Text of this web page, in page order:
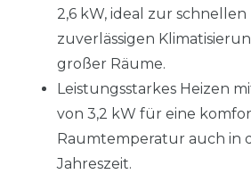
2,6 kW, ideal zur schnellen
zuverlässigen
großer Räume.
Leistungsstarkes Heizen
von 3,2 kW für eine
Raumtemperatur auch in
Jahreszeit.